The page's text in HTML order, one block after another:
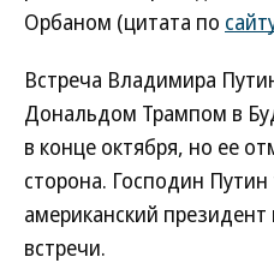
Орбаном (цитата по
Встреча Владимира
Дональдом Трампом в
в конце октября, но ее
сторона. Господин
американский
встречи.